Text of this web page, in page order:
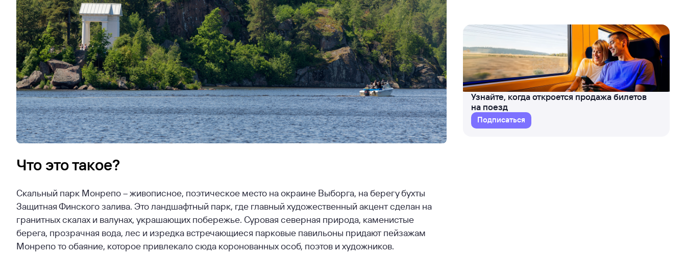
Что это такое?
Скальный парк Монрепо – живописное, поэтическое место на окраине Выборга, на берегу бухты
Защитная Финского залива. Это ландшафтный парк, где главный художественный акцент сделан на
гранитных скалах и валунах, украшающих побережье. Суровая северная природа, каменистые
берега, прозрачная вода, лес и изредка встречающиеся парковые павильоны придают пейзажам
Монрепо то обаяние, которое привлекало сюда коронованных особ, поэтов и художников.
Узнайте, когда откроется продажа билетов
на поезд
Подписаться